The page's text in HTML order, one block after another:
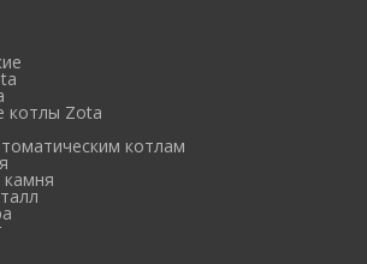
котлы Zota
котлам